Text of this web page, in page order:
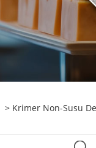
> Krimer Non-Susu